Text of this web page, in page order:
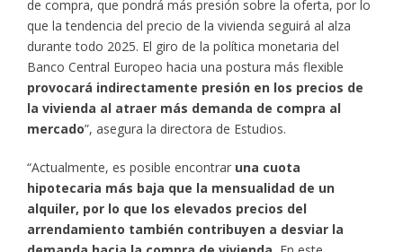
de compra, que pondrá más presión sobre la oferta, por lo
que la tendencia del precio de la vivienda seguirá al alza
durante todo 2025. El giro de la política monetaria del
Banco Central Europeo hacia una postura más flexible
provocará indirectamente presión en los precios de
la vivienda al atraer más demanda de compra al
mercado”, asegura la directora de Estudios.
“Actualmente, es posible encontrar una cuota
hipotecaria más baja que la mensualidad de un
alquiler, por lo que los elevados precios del
arrendamiento también contribuyen a desviar la